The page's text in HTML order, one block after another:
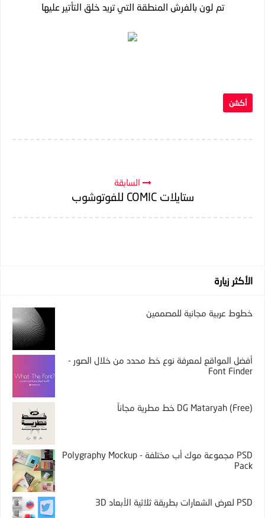
تم لون بالفرش المنطقة التي تريد خلق التأتير عليها
أكشن
السابقة
ستايلات COMIC للفوتوشوب
الأكثر زيارة
خطوط عربية مجانية للمصممين
أفضل المواقع لمعرفة نوع خط محدد من خلال الصور -
Font Finder
DG Mataryah (Free) خط مطرية مجاناً
PSD مجموعة موك أب مختلفة - Polygraphy Mockup
Pack
PSD لعرض الشعارات بطريقة ثلاثية الأبعاد 3D